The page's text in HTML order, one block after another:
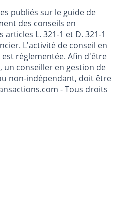
publiés sur le guide de
des conseils en
L. 321-1 et D. 321-1
L'activité de conseil en
réglementée. Afin d'être
un conseiller en gestion de
non-indépendant, doit être
- Tous droits